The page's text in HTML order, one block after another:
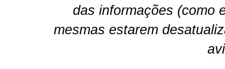
das informações (como
mesmas estarem